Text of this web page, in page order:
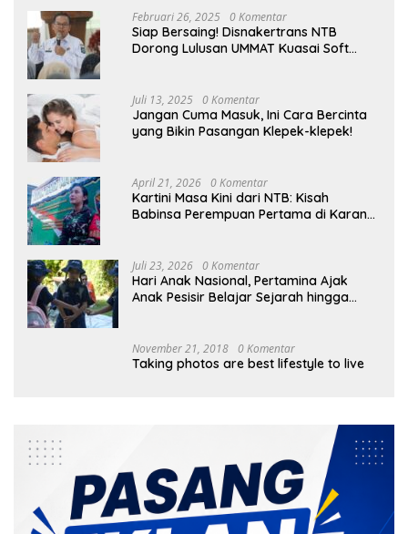
Februari 26, 2025 0 Komentar
Siap Bersaing! Disnakertrans NTB
Dorong Lulusan UMMAT Kuasai Soft
Juli 13, 2025 0 Komentar
Jangan Cuma Masuk, Ini Cara Bercinta
yang Bikin Pasangan Klepek-klepek!
April 21, 2026 0 Komentar
Kartini Masa Kini dari NTB: Kisah
Babinsa Perempuan Pertama di Karang
Juli 23, 2026 0 Komentar
Hari Anak Nasional, Pertamina Ajak
Anak Pesisir Belajar Sejarah hingga
November 21, 2018 0 Komentar
Taking photos are best lifestyle to live